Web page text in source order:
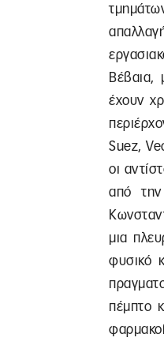
Βέβαια,
έχουν
Suez,
οι
από την
μια
φυσικό
πέμπτο